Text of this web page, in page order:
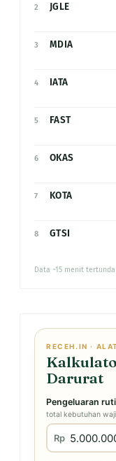
2 JGLE
3 MDIA
4 IATA
5 FAST
6 OKAS
7 KOTA
8 GTSI
Data ~15 menit tertunda
RECEH.IN ·
Darurat
Pengeluaran
total kebutuhan
Rp